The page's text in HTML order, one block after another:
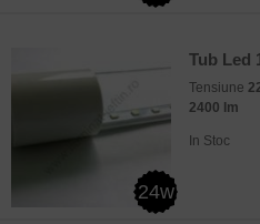
24w
Tub Led
Tensiune
2400 lm
In Stoc